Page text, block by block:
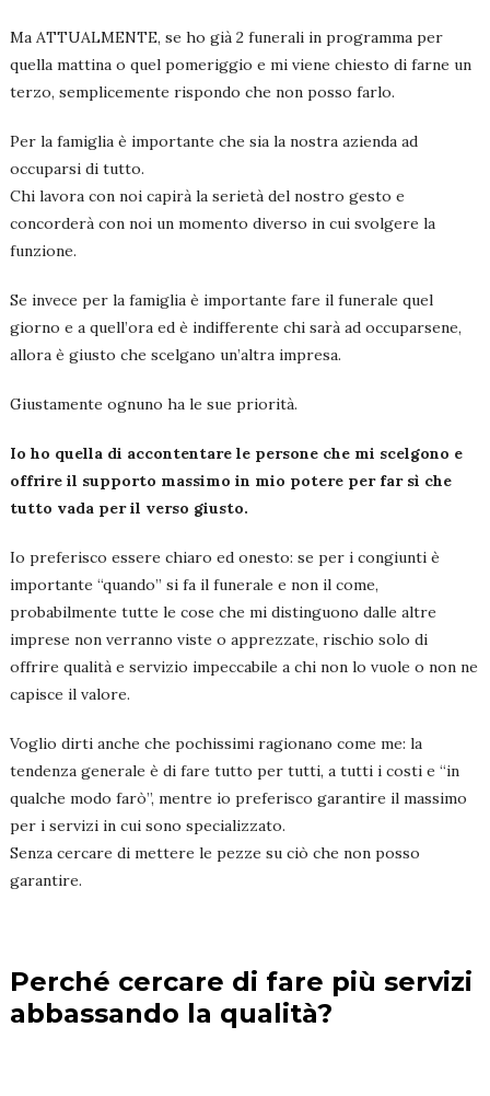
Ma ATTUALMENTE, se ho già 2 funerali in programma per
quella mattina o quel pomeriggio e mi viene chiesto di farne un
terzo, semplicemente rispondo che non posso farlo.
Per la famiglia è importante che sia la nostra azienda ad
occuparsi di tutto.
Chi lavora con noi capirà la serietà del nostro gesto e
concorderà con noi un momento diverso in cui svolgere la
funzione.
Se invece per la famiglia è importante fare il funerale quel
giorno e a quell’ora ed è indifferente chi sarà ad occuparsene,
allora è giusto che scelgano un’altra impresa.
Giustamente ognuno ha le sue priorità.
Io ho quella di accontentare le persone che mi scelgono e
offrire il supporto massimo in mio potere per far sì che
tutto vada per il verso giusto.
Io preferisco essere chiaro ed onesto: se per i congiunti è
importante “quando” si fa il funerale e non il come,
probabilmente tutte le cose che mi distinguono dalle altre
imprese non verranno viste o apprezzate, rischio solo di
offrire qualità e servizio impeccabile a chi non lo vuole o non ne
capisce il valore.
Voglio dirti anche che pochissimi ragionano come me: la
tendenza generale è di fare tutto per tutti, a tutti i costi e “in
qualche modo farò”, mentre io preferisco garantire il massimo
per i servizi in cui sono specializzato.
Senza cercare di mettere le pezze su ciò che non posso
garantire.
Perché cercare di fare più servizi
abbassando la qualità?